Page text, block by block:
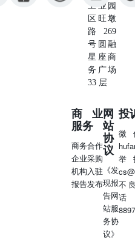
究所 资料来源：Wind，中原证
，中原证券研究所 资料来源：
务报表预测和估值数据汇总 行业
个月内行业指数相对沪深300涨
来6个月内行业指数相对沪深300
于大市：未来6个月内行业指数
。 公司投资评级 买入：未来6个
15％；谨慎增持：未来6个月内公
至5％；减持：未来6个月内公司
－10％；卖出：未来6个月内公司
。 证券分析师承诺 本报告署名
授予的证券分析师执业资格，本
规要求。本人基于认真审慎的职
法与分析逻辑，独立、客观的制
映了本人的研究观点，本人对报
告信息来源合法合规。 重要声
具备证券投资咨询业务资格。本
司（以下简称“本公司”）制作并
工业园
区旺墩
路269
号圆融
星座商
务广场
33 层
商业
服务
商务合作
企业采购
机构入驻
报告发布
网
站
协
议
《发
现报
告网
站服
务协
议》
投
微
举
不